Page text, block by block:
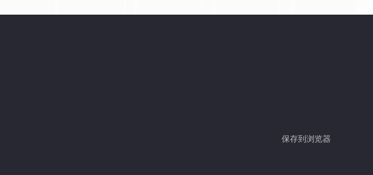
保存到浏览器